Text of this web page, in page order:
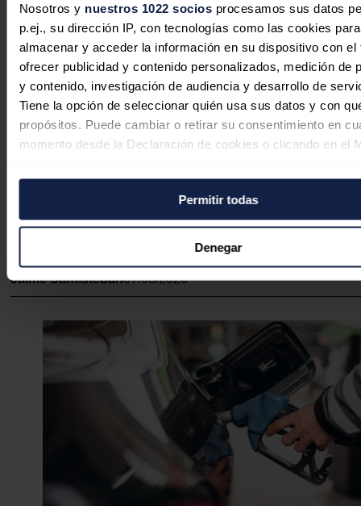
Nosotros y nuestros 1022 sociosprocesamos sus datos
p.ej., su dirección IP, con tecnologías como las cookies para
almacenar y acceder la información en su dispositivo con el
ofrecer publicidad y contenido personalizados, medición de
y contenido, investigación de audiencia y desarrollo de
Tiene la opción de seleccionar quién usa sus datos y con
propósitos. Puede cambiar o retirar su consentimiento en
momento desde la Declaración de cookies o clicando en el
Si lo permite, también quisiéramos:
Recopilar información sobre su ubicación geográfica
tener una precisión de varios metros
Identificar su dispositivo analizándolo activamente
características específicas (huellas digitales)
personales y establezca sus preferencias en lasección de
Puede cambiar o retirar su consentimiento en cualquier
Declaración de cookies.
Las cookies de este sitio web se usan para personalizar el
los anuncios, ofrecer funciones de redes sociales y analizar
Además, compartimos información sobre el uso que haga
con nuestros partners de redes sociales, publicidad y
quienes pueden combinarla con otra información que les
proporcionado o que hayan recopilado a partir del uso que
Permitir todas
Denegar
España supera ya el 70 % de
pero los combustibles siguen
Redacción07/08/2026
Rusia importa combustible de Corea
ante el colapso de su capacidad de
por los ataques ucranianos
Jaime Santisteban07/08/2026